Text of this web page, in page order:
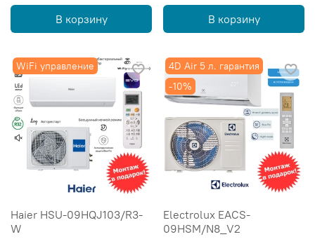
В корзину В корзину
WiFi управление
Haier HSU-09HQJ103/R3-
W
4D Air 5 л. гарантия
-10%
Electrolux EACS-
09HSM/N8_V2